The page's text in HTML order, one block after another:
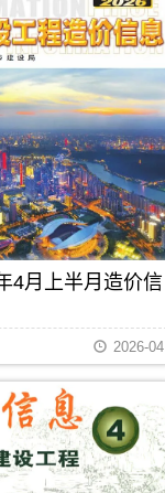
4月上半月造价信
2026-04